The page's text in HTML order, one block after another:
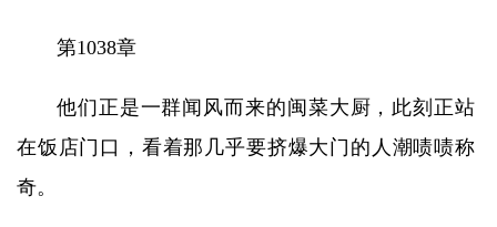
第1038章
他们正是一群闻风而来的闽菜大厨，此刻正站
在饭店门口，看着那几乎要挤爆大门的人潮啧啧称
奇。